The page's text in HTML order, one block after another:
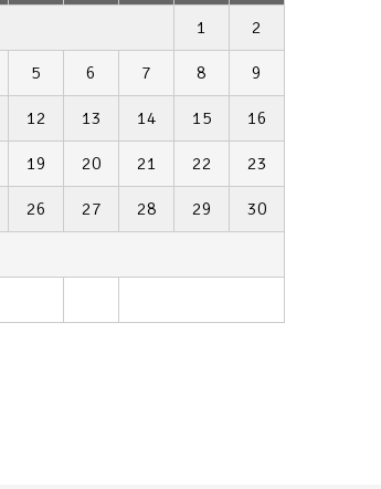
1 2
5 6 7 8 9
12 13 14 15 16
19 20 21 22 23
26 27 28 29 30